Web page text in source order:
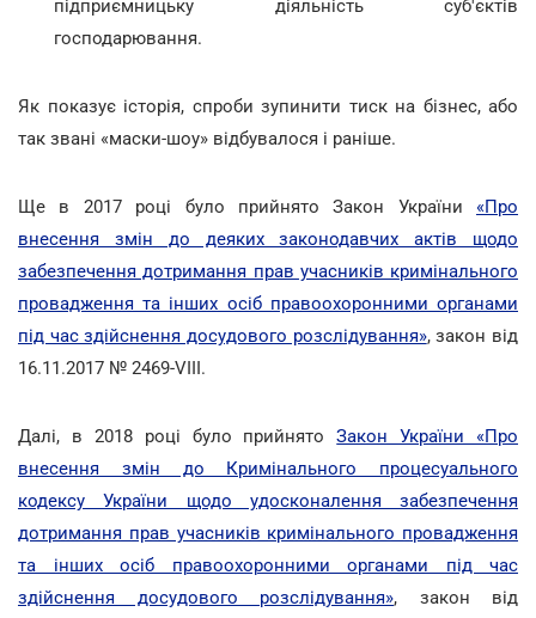
підприємницьку діяльність суб'єктів
господарювання.
Як показує історія, спроби зупинити тиск на бізнес, або
так звані «маски-шоу» відбувалося і раніше.
Ще в 2017 році було прийнято Закон України «Про
внесення змін до деяких законодавчих актів щодо
забезпечення дотримання прав учасників кримінального
провадження та інших осіб правоохоронними органами
під час здійснення досудового розслідування», закон від
16.11.2017 № 2469-VIII.
Далі, в 2018 році було прийнятоЗакон України «Про
внесення змін до Кримінального процесуального
кодексу України щодо удосконалення забезпечення
дотримання прав учасників кримінального провадження
та інших осіб правоохоронними органами під час
здійснення досудового розслідування», закон від